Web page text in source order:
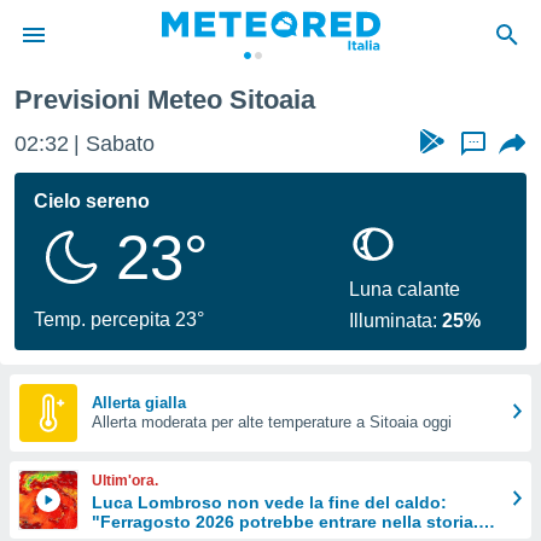
di
per
le
di
Web
le
Previsioni Meteo Sitoaia
02:32 Sabato ...
Cielo sereno
23°
Temp. percepita 23°
Luna calante
Illuminata:25%
Allerta gialla
Allerta moderata per alte temperature a Sitoaia oggi
Ultim'ora.
Luca Lombroso non vede la fine del caldo:
"Ferragosto 2026 potrebbe entrare nella storia.